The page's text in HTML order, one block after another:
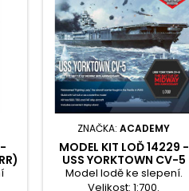
ZNAČKA: ACADEMY
MODEL KIT LOĎ 14229 -
USS YORKTOWN CV-5
"BATTLE OF MIDWAY"
(1:700)
Model lodě ke slepení.
Velikost: 1:700.